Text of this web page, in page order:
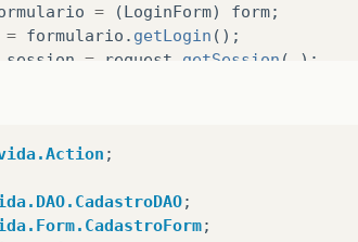
= (LoginForm) form;
= formulario . getLogin ();
session = request getSession (
);
;
;
;